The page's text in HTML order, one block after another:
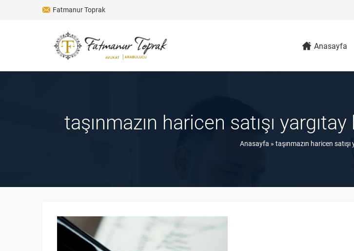
Fatmanur Toprak
Anasayfa
taşınmazın haricen satışı
Anasayfa » taşınmazın haricen